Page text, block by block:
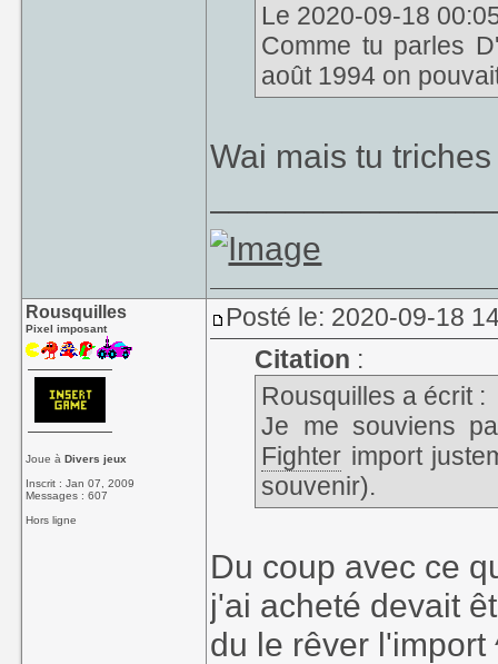
Le 2020-09-18
Comme tu parles
août 1994 on
Wai mais tu
Rousquilles
Pixel imposant
Joue àDivers jeux
Inscrit : Jan 07, 2009
Messages : 607
Hors ligne
Posté le: 2020-09-18
Citation :
Rousquilles a écrit :
Je me souviens
Fighter import
souvenir).
Du coup avec ce
j'ai acheté devait
du le rêver l'import